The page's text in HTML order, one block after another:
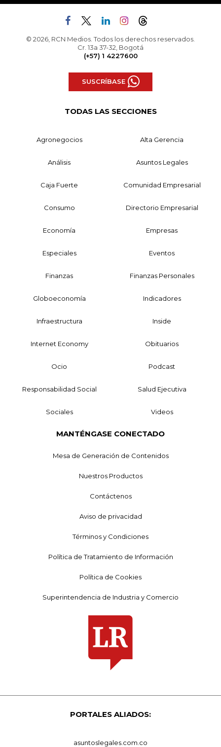
© 2026, RCN Medios. Todos los derechos reservados.
Cr. 13a 37-32, Bogotá
(+57) 1 4227600
SUSCRÍBASE
TODAS LAS SECCIONES
Agronegocios Alta Gerencia
Análisis Asuntos Legales
Caja Fuerte Comunidad Empresarial
Consumo Directorio Empresarial
Economía Empresas
Especiales Eventos
Finanzas Finanzas Personales
Globoeconomía Indicadores
Infraestructura Inside
Internet Economy Obituarios
Ocio Podcast
Responsabilidad Social Salud Ejecutiva
Sociales Videos
MANTÉNGASE CONECTADO
Mesa de Generación de Contenidos
Nuestros Productos
Contáctenos
Aviso de privacidad
Términos y Condiciones
Política de Tratamiento de Información
Política de Cookies
Superintendencia de Industria y Comercio
PORTALES ALIADOS:
asuntoslegales.com.co